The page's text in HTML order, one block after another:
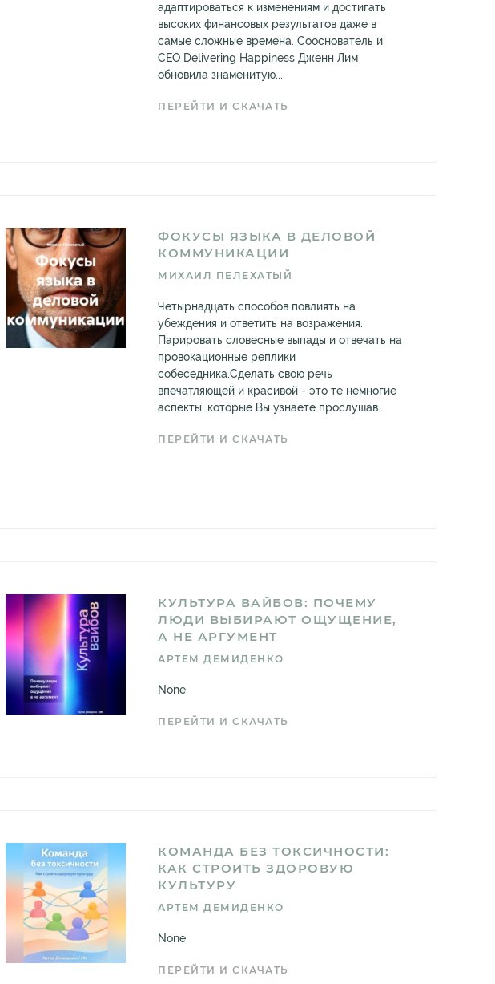
адаптироваться к изменениям и достигать
высоких финансовых результатов даже в
самые сложные времена. Сооснователь и
CEO Delivering Happiness Дженн Лим
обновила знаменитую...
ПЕРЕЙТИ И СКАЧАТЬ
ФОКУСЫ ЯЗЫКА В ДЕЛОВОЙ
КОММУНИКАЦИИ
МИХАИЛ ПЕЛЕХАТЫЙ
Четырнадцать способов повлиять на
убеждения и ответить на возражения.
Парировать словесные выпады и отвечать на
провокационные реплики
собеседника.Сделать свою речь
впечатляющей и красивой - это те немногие
аспекты, которые Вы узнаете прослушав...
ПЕРЕЙТИ И СКАЧАТЬ
КУЛЬТУРА ВАЙБОВ: ПОЧЕМУ
ЛЮДИ ВЫБИРАЮТ ОЩУЩЕНИЕ,
А НЕ АРГУМЕНТ
АРТЕМ ДЕМИДЕНКО
None
ПЕРЕЙТИ И СКАЧАТЬ
КОМАНДА БЕЗ ТОКСИЧНОСТИ:
КАК СТРОИТЬ ЗДОРОВУЮ
КУЛЬТУРУ
АРТЕМ ДЕМИДЕНКО
None
ПЕРЕЙТИ И СКАЧАТЬ